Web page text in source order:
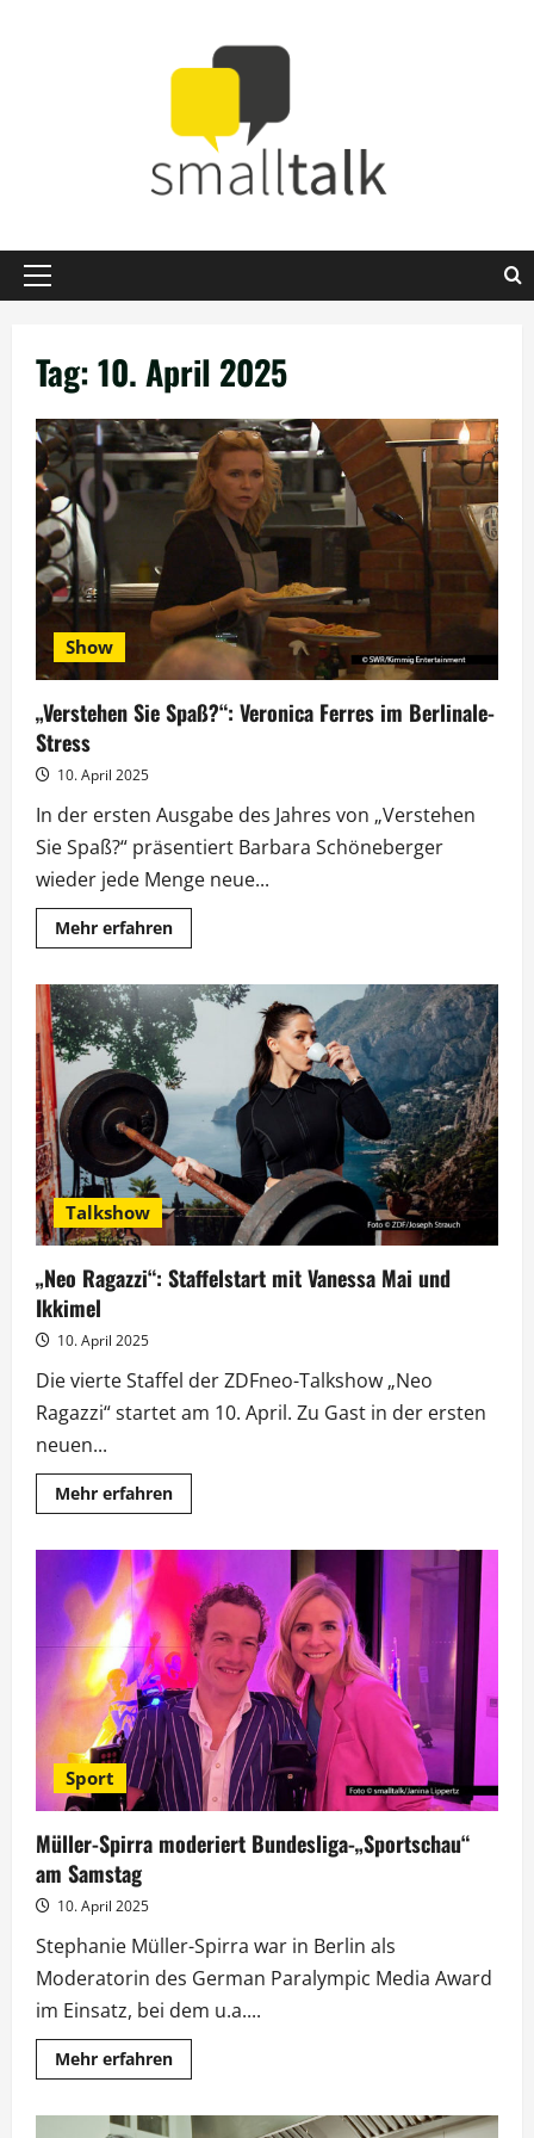
Primäres
Tag:10. April 2025
Show
„Verstehen Sie Spaß?“: Veronica Ferres im Berlinale-
Stress
10. April 2025
In der ersten Ausgabe des Jahres von „Verstehen
Sie Spaß?“ präsentiert Barbara Schöneberger
wieder jede Menge neue...
Mehr erfahrenMehr
Informationen
Sie
Spaß?“:
Veronica
Ferres
im
Berlinale-
Stress
Talkshow
„Neo Ragazzi“: Staffelstart mit Vanessa Mai und
Ikkimel
10. April 2025
Die vierte Staffel der ZDFneo-Talkshow „Neo
Ragazzi“ startet am 10. April. Zu Gast in der ersten
neuen...
Mehr erfahrenMehr
Informationen
Ragazzi“:
Staffelstart
mit
Vanessa
Mai
und
Ikkimel
Sport
Müller-Spirra moderiert Bundesliga-„Sportschau“
am Samstag
10. April 2025
Stephanie Müller-Spirra war in Berlin als
Moderatorin des German Paralympic Media Award
im Einsatz, bei dem u.a....
Mehr erfahrenMehr
Informationen
Spirra